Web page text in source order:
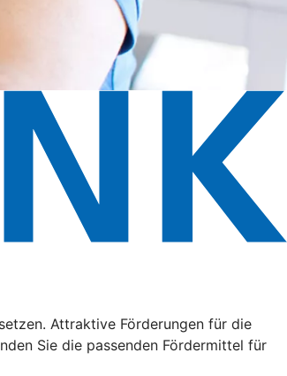
Attraktive Förderungen für die
Sie die passenden Fördermittel für